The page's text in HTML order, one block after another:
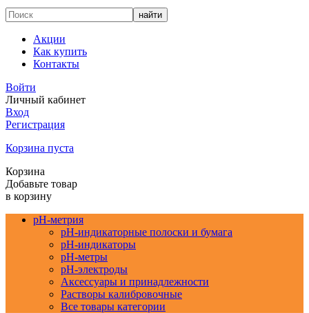
Акции
Как купить
Контакты
Войти
Личный кабинет
Вход
Регистрация
Корзина пуста
Корзина
Добавьте товар
в корзину
pH-метрия
pH-индикаторные полоски и бумага
pH-индикаторы
pH-метры
pH-электроды
Аксессуары и принадлежности
Растворы калибровочные
Все товары категории